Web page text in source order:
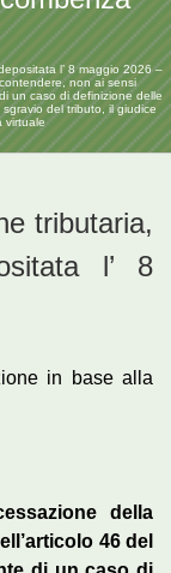
l’ 8 maggio 2026 –
non ai sensi
un caso di definizione delle
del tributo, il giudice
virtuale
tributaria,
l’ 8
in base alla
della
46 del